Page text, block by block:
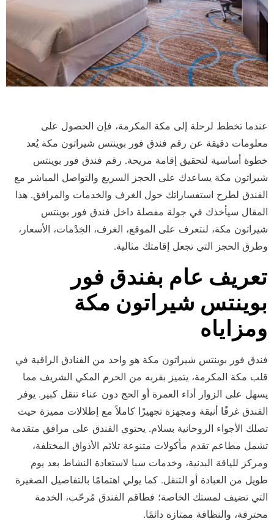
عندما تخطط لرحلة إلى مكة المكرمة، فإن الحصول على
معلومات دقيقة عن رقم فندق فور بوينتس شيراتون مكة يُعد
خطوة أساسية لتحقيق إقامة مريحة. رقم فندق فور بوينتس
شيراتون مكة يساعدك على الحجز السريع والتواصل المباشر مع
الفندق لطرح استفساراتك حول الغرف والخدمات والمرافق. هذا
المقال سيأخذك في جولة مفصلة داخل فندق فور بوينتس
شيراتون مكة، لنتعرف على الموقع، الغرف، الخِدْمات، الأسعار،
وطرق الحجز التي تجعل إقامتك مثالية.
تعريف عام بفندق فور
بوينتس شيراتون مكة
ومزاياه
فندق فور بوينتس شيراتون مكة هو واحد من الفنادق الراقية في
قلب مكة المكرمة، يتميز بقربه من الحرم المكي الشريف مما
يسهل على الزوار أداء العمرة أو الحج دون عناء تنقل كبير. يوفر
الفندق غرفًا أنيقة ومجهزة تجهيزًا كاملاً مع إطلالات مميزة حيث
تصلك الأجواء الروحانية بسلام. يحتوي الفندق على مرافق متقدمة
تشمل مطاعم تقدم مأكولات متنوعة تلائم الأذواق المختلفة،
ومركز للياقة البدنية، وخدمات سبا لاستعادة النشاط بعد يوم
طويل من العبادة أو التنقل. كما يولي اهتمامًا بالتفاصيل الصغيرة
التي تضيف لمستك الخاصة؛ فطاقم الفندق مُرحّب، الخدمة
محترفة، والنظافة ممتازة دائمًا.